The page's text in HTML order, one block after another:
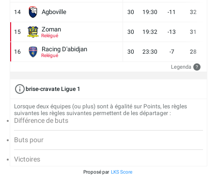
14 Agboville 30 19:30 -11 32
15 Zoman
Relégué
30 19:32 -13 31
16 Racing D'abidjan
Relégué
30 23:30 -7 28
Legenda ?
brise-cravate Ligue 1
Lorsque deux équipes (ou plus) sont à égalité sur Points, les règles
suivantes les règles suivantes permettent de les départager :
Différence de buts
Buts pour
Victoires
Proposé par LKS Score